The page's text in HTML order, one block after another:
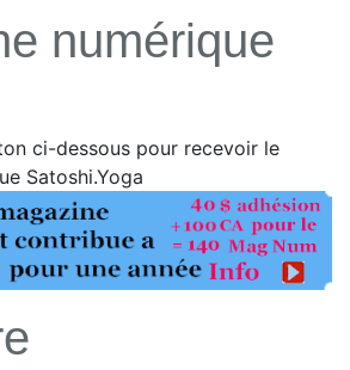
numérique
ci-dessous pour recevoir le
Satoshi.Yoga